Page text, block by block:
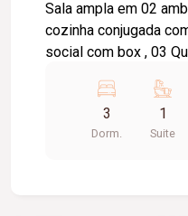
Sala ampla em 02
cozinha conjugada
social com box , 03
gás , 02 elevadores ,
salão de festa , área
pizza. Localizado em
3
Dorm.
1
Suite